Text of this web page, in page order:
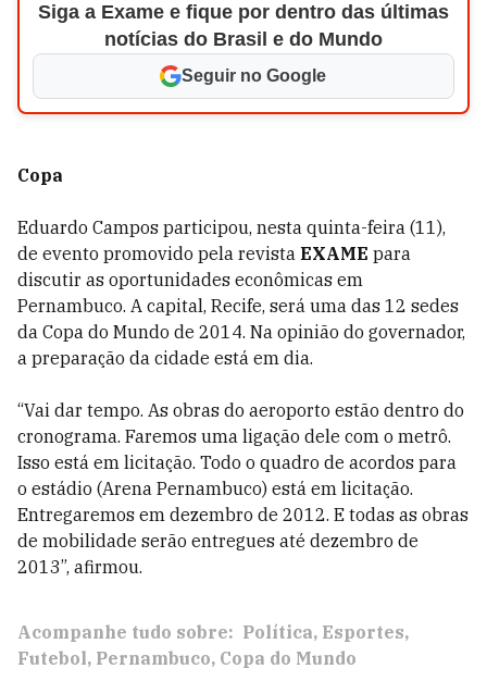
Siga a Exame e fique por dentro das últimas
notícias do Brasil e do Mundo
Seguir no Google
Copa
Eduardo Campos participou, nesta quinta-feira (11),
de evento promovido pela revista EXAME para
discutir as oportunidades econômicas em
Pernambuco. A capital, Recife, será uma das 12 sedes
da Copa do Mundo de 2014. Na opinião do governador,
a preparação da cidade está em dia.
“Vai dar tempo. As obras do aeroporto estão dentro do
cronograma. Faremos uma ligação dele com o metrô.
Isso está em licitação. Todo o quadro de acordos para
o estádio (Arena Pernambuco) está em licitação.
Entregaremos em dezembro de 2012. E todas as obras
de mobilidade serão entregues até dezembro de
2013”, afirmou.
Acompanhe tudo sobre: Política Esportes
Futebol Pernambuco Copa do Mundo